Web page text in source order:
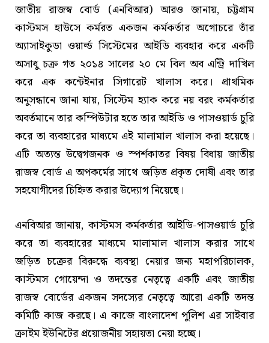
জাতীয় রাজস্ব বোর্ড (এনবিআর) আরও জানায়, চট্টগ্রাম
কাস্টমস হাউসে কর্মরত একজন কর্মকর্তার অগোচরে তাঁর
অ্যাসাইকুডা ওয়ার্ল্ড সিস্টেমের আইডি ব্যবহার করে একটি
অসাধু চক্র গত ২০১৪ সালের ২০ মে বিল অব এন্ট্রি দাখিল
করে এক কন্টেইনার সিগারেট খালাস করে। প্রাথমিক
অনুসন্ধানে জানা যায়, সিস্টেম হ্যাক করে নয় বরং কর্মকর্তার
অবর্তমানে তার কম্পিউটার হতে তার আইডি ও পাসওয়ার্ড চুরি
করে তা ব্যবহারের মাধ্যমে এই মালামাল খালাস করা হয়েছে।
এটি অত্যন্ত উদ্বেগজনক ও স্পর্শকাতর বিষয় বিধায় জাতীয়
রাজস্ব বোর্ড এ অপকর্মের সাথে জড়িত প্রকৃত দোষী এবং তার
সহযোগীদের চিহ্নিত করার উদ্যোগ নিয়েছে।
এনবিআর জানায়, কাস্টমস কর্মকর্তার আইডি-পাসওয়ার্ড চুরি
করে তা ব্যবহারের মাধ্যমে মালামাল খালাস করার সাথে
জড়িত চক্রের বিরুদ্ধে ব্যবস্থা নেয়ার জন্য মহাপরিচালক,
কাস্টমস গোয়েন্দা ও তদন্তের নেতৃত্বে একটি এবং জাতীয়
রাজস্ব বোর্ডের একজন সদস্যের নেতৃত্বে আরো একটি তদন্ত
কমিটি কাজ করছে। এ কাজে বাংলাদেশ পুলিশ এর সাইবার
ক্রাইম ইউনিটের প্রয়োজনীয় সহায়তা নেয়া হচ্ছে।